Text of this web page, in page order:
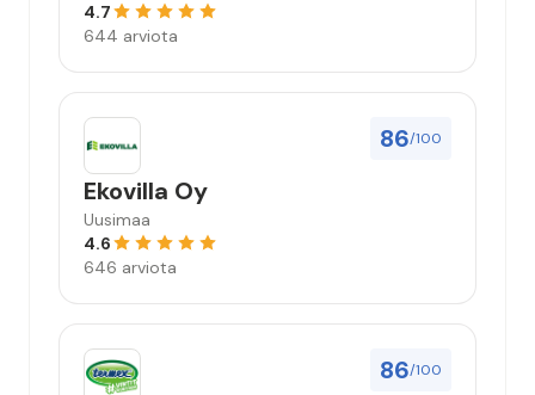
4.7
644 arviota
86/100
Ekovilla Oy
Uusimaa
4.6
646 arviota
86/100